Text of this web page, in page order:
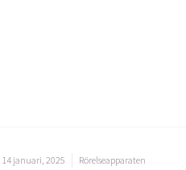
14 januari, 2025 Rörelseapparaten